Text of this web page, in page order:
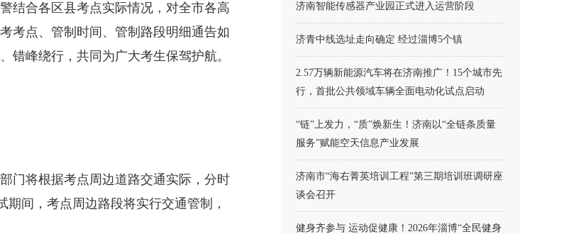
结合各区县考点实际情况，对全市各高
考点、管制时间、管制路段明细通告如
错峰绕行，共同为广大考生保驾护航。
门将根据考点周边道路交通实际，分时
间，考点周边路段将实行交通管制，
济南智能传感器产业园正式进入运营阶段
济青中线选址走向确定 经过淄博5个镇
2.57万辆新能源汽车将在济南推广！15个城市先
行，首批公共领域车辆全面电动化试点启动
“链”上发力，“质”焕新生！济南以“全链条质量
服务”赋能空天信息产业发展
济南市“海右菁英培训工程”第三期培训班调研座
谈会召开
健身齐参与 运动促健康！2026年淄博“全民健身